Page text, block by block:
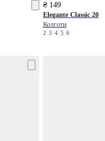
₴ 149
EleganteClassic 20
Колготи
2 3 4 5 6